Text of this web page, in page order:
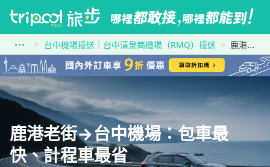
台中機場接送｜台中清泉崗機場（RMQ）接送 鹿港老街到台中機場
鹿港老街→台中機場：包車最
快、計程車最省